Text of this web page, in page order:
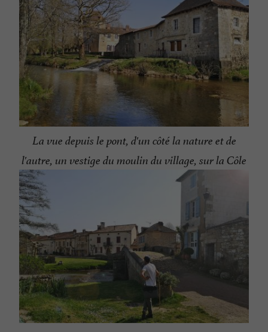
La vue depuis le pont, d'un côté la nature et de
l'autre, un vestige du moulin du village, sur la Côle